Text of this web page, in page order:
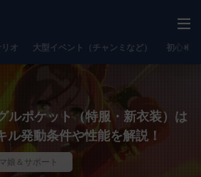
オ 大型イベント（チャンミなど） 初心者
ルポケット（特服・新衣装）は
ル発動条件や性能を解説！
娘＆サポート